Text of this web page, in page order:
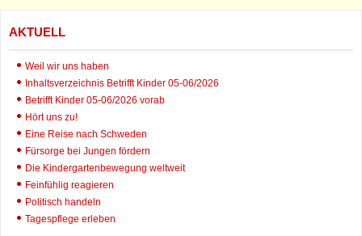
AKTUELL
Weil wir uns haben
Inhaltsverzeichnis Betrifft Kinder 05-06/2026
Betrifft Kinder 05-06/2026 vorab
Hört uns zu!
Eine Reise nach Schweden
Fürsorge bei Jungen fördern
Die Kindergartenbewegung weltweit
Feinfühlig reagieren
Politisch handeln
Tagespflege erleben